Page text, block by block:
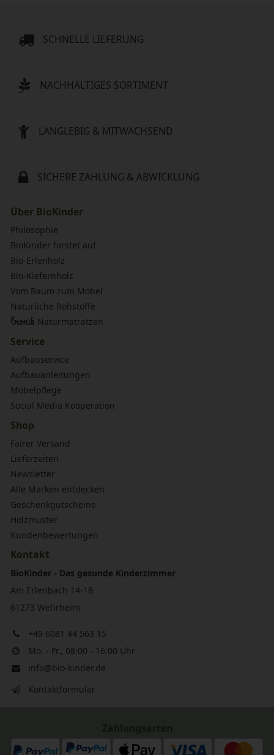
SCHNELLE LIEFERUNG
NACHHALTIGES SORTIMENT
LANGLEBIG & MITWACHSEND
SICHERE ZAHLUNG & ABWICKLUNG
Über BioKinder
Philosophie
BioKinder forstet auf
Bio-Erlenholz
Bio-Kiefernholz
Vom Baum zum Möbel
Natürliche Rohstoffe
bionik Naturmatratzen
Service
Aufbauservice
Aufbauanleitungen
Möbelpflege
Social Media Kooperation
Shop
Fairer Versand
Lieferzeiten
Newsletter
Alle Marken entdecken
Geschenkgutscheine
Holzmuster
Kundenbewertungen
Kontakt
BioKinder - Das gesunde Kinderzimmer
Am Erlenbach 14-18
61273 Wehrheim
+49 6081 44 563 15
Mo. - Fr., 08:00 - 16:00 Uhr
info@bio-kinder.de
Kontaktformular
Zahlungsarten